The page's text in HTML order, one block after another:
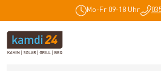
Mo-Fr 09-18 Uhr